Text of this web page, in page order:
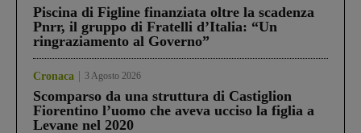
Piscina di Figline finanziata oltre la scadenza
Pnrr, il gruppo di Fratelli d’Italia: “Un
ringraziamento al Governo”
Cronaca 3 Agosto 2026
Scomparso da una struttura di Castiglion
Fiorentino l’uomo che aveva ucciso la figlia a
Levane nel 2020